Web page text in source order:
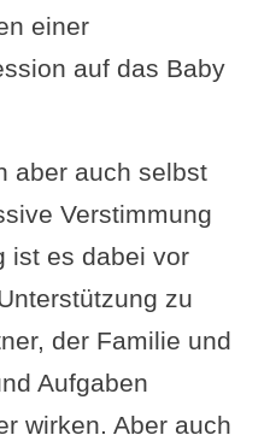
einer
auf das Baby
aber auch selbst
Verstimmung
ist es dabei vor
zu
der Familie und
Aufgaben
wirken. Aber auch